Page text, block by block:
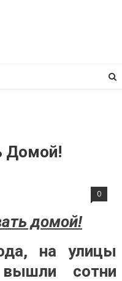
Домой!
0
домой!
на улицы
сотни